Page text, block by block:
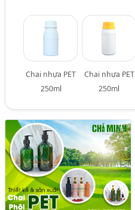
Chai nhựa PET
250ml
Chai nhựa PET
250ml